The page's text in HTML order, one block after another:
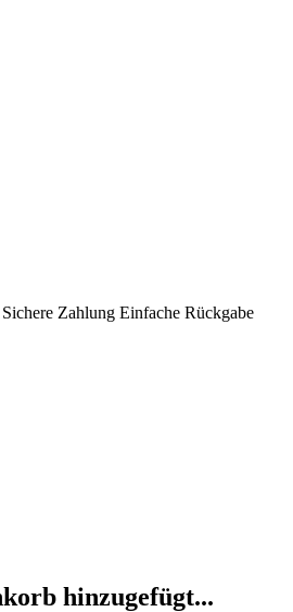
Sichere Zahlung Einfache Rückgabe
hinzugefügt...